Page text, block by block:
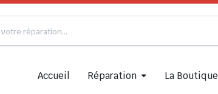
Accueil Réparation La Boutique